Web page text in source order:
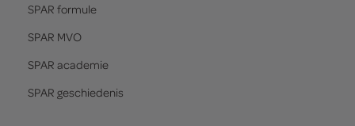
SPAR formule
SPAR MVO
SPAR academie
SPAR geschiedenis